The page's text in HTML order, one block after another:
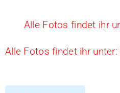
Alle Fotos findet ihr
Alle Fotos findet ihr